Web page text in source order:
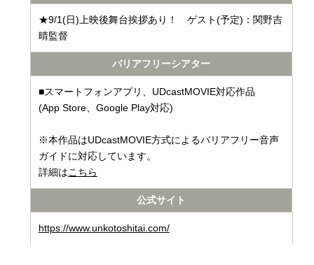
★9/1(日)上映後舞台挨拶あり！ ゲスト(予定)：関野吉
晴監督
バリアフリーシアター
■スマートフォンアプリ、UDcastMOVIE対応作品
(App Store、Google Play対応)
※本作品はUDcastMOVIE方式によるバリアフリー音声
ガイドに対応しています。
詳細はこちら
公式サイト
https://www.unkotoshitai.com/